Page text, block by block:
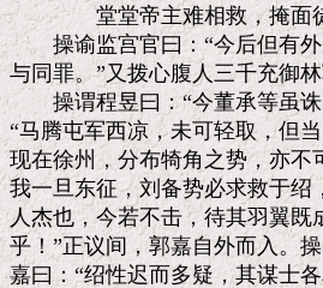
堂堂帝主难相救，掩面徒
操谕监宫官曰：“今后但有外
与同罪。”又拨心腹人三千充御
操谓程昱曰：“今董承等虽诛
“马腾屯军西凉，未可轻取，但
现在徐州，分布犄角之势，亦
我一旦东征，刘备势必求救于绍
人杰也，今若不击，待其羽翼
乎！”正议间，郭嘉自外而入。
嘉曰：“绍性迟而多疑，其谋士